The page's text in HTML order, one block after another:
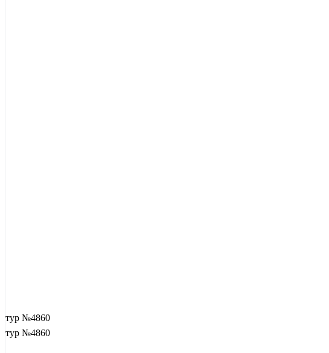
тур №4860
тур №4860